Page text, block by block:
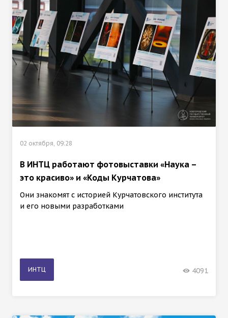
02 октября, 09:28
В ИНТЦ работают фотовыставки «Наука –
это красиво» и «Коды Курчатова»
Они знакомят с историей Курчатовского института
и его новыми разработками
ИНТЦ 4091